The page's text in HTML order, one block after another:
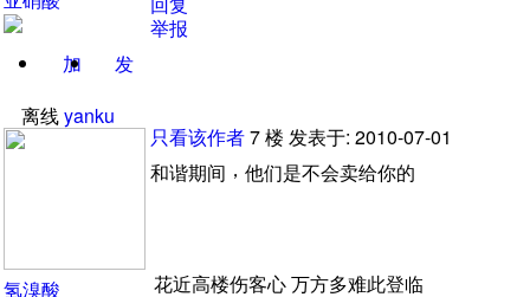
加
发
举报
离线yanku
氢溴酸
只看该作者7楼 发表于: 2010-07-01
和谐期间 ， 他们是不会卖给你的
花近高楼伤客心 万方多难此登临